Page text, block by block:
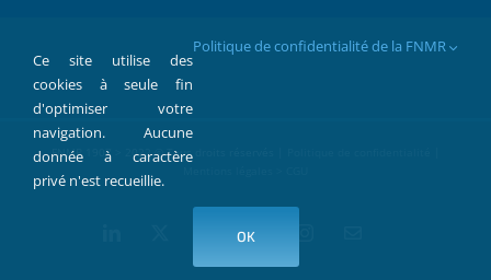
FNMR 1907 > 2022 © Tous droits réservés |
Facebook
Ce site utilise des
cookies à seule fin
d'optimiser votre
navigation. Aucune
donnée à caractère
privé n'est recueillie.
Politique de confidentialité de la FNMR
OK